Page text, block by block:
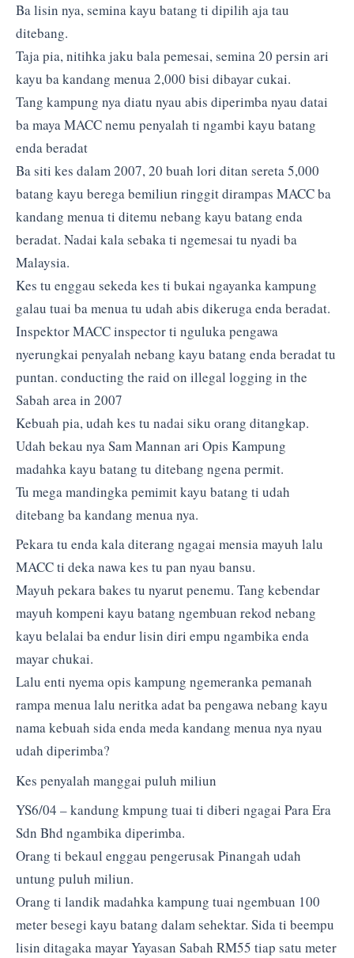
Ba lisin nya, semina kayu batang ti dipilih aja tau
ditebang.
Taja pia, nitihka jaku bala pemesai, semina 20 persin ari
kayu ba kandang menua 2,000 bisi dibayar cukai.
Tang kampung nya diatu nyau abis diperimba nyau datai
ba maya MACC nemu penyalah ti ngambi kayu batang
enda beradat
Ba siti kes dalam 2007, 20 buah lori ditan sereta 5,000
batang kayu berega bemiliun ringgit dirampas MACC ba
kandang menua ti ditemu nebang kayu batang enda
beradat. Nadai kala sebaka ti ngemesai tu nyadi ba
Malaysia.
Kes tu enggau sekeda kes ti bukai ngayanka kampung
galau tuai ba menua tu udah abis dikeruga enda beradat.
Inspektor MACC inspector ti nguluka pengawa
nyerungkai penyalah nebang kayu batang enda beradat tu
puntan. conducting the raid on illegal logging in the
Sabah area in 2007
Kebuah pia, udah kes tu nadai siku orang ditangkap.
Udah bekau nya Sam Mannan ari Opis Kampung
madahka kayu batang tu ditebang ngena permit.
Tu mega mandingka pemimit kayu batang ti udah
ditebang ba kandang menua nya.
Pekara tu enda kala diterang ngagai mensia mayuh lalu
MACC ti deka nawa kes tu pan nyau bansu.
Mayuh pekara bakes tu nyarut penemu. Tang kebendar
mayuh kompeni kayu batang ngembuan rekod nebang
kayu belalai ba endur lisin diri empu ngambika enda
mayar chukai.
Lalu enti nyema opis kampung ngemeranka pemanah
rampa menua lalu neritka adat ba pengawa nebang kayu
nama kebuah sida enda meda kandang menua nya nyau
udah diperimba?
Kes penyalah manggai puluh miliun
YS6/04 – kandung kmpung tuai ti diberi ngagai Para Era
Sdn Bhd ngambika diperimba.
Orang ti bekaul enggau pengerusak Pinangah udah
untung puluh miliun.
Orang ti landik madahka kampung tuai ngembuan 100
meter besegi kayu batang dalam sehektar. Sida ti beempu
lisin ditagaka mayar Yayasan Sabah RM55 tiap satu meter